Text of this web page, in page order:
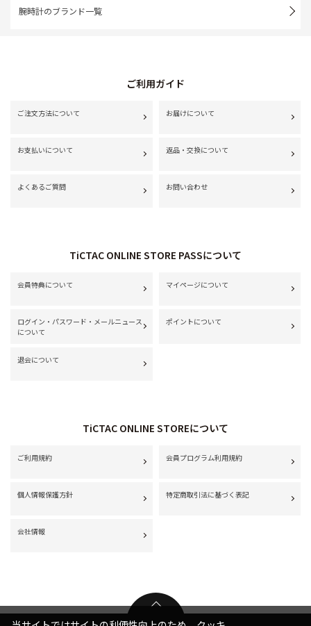
腕時計のブランド一覧
ご利用ガイド
ご注文方法について お届けについて
お支払いについて 返品・交換について
よくあるご質問 お問い合わせ
TiCTAC ONLINE STORE PASSについて
会員特典について マイページについて
ログイン・パスワード・メールニュース
について
ポイントについて
退会について
TiCTAC ONLINE STOREについて
ご利用規約 会員プログラム利用規約
個人情報保護方針 特定商取引法に基づく表記
会社情報